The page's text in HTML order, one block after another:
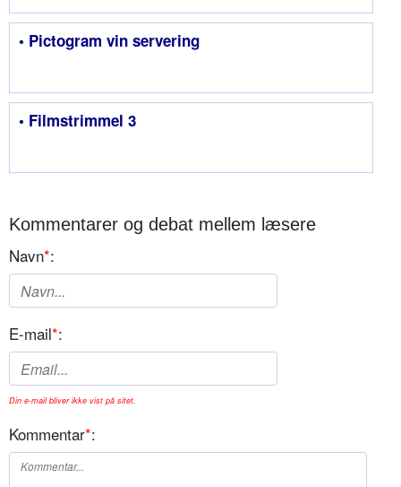
• Pictogram vin servering
• Filmstrimmel 3
Kommentarer og debat mellem læsere
Navn*:
E-mail*:
Din e-mail bliver ikke vist på sitet.
Kommentar*: